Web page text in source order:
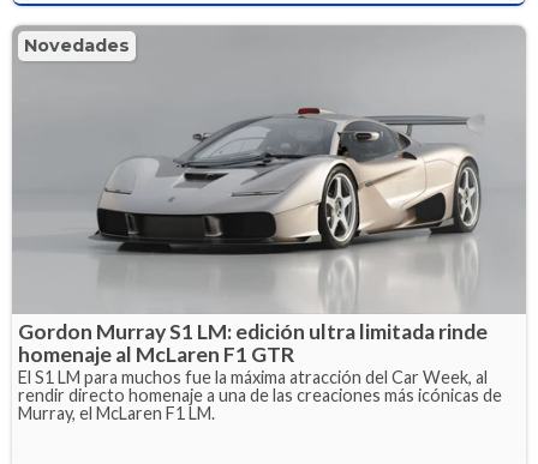
Novedades
Gordon Murray S1 LM: edición ultra limitada rinde
homenaje al McLaren F1 GTR
El S1 LM para muchos fue la máxima atracción del Car Week, al
rendir directo homenaje a una de las creaciones más icónicas de
Murray, el McLaren F1 LM.